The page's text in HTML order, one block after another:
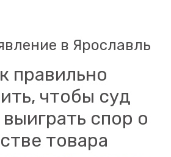
в Ярославль
правильно
чтобы суд
спор о
товара